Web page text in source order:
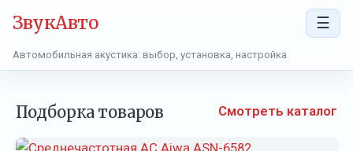
ЗвукАвто ☰
Автомобильная акустика: выбор, установка, настройка
Подборка товаров Смотреть каталог